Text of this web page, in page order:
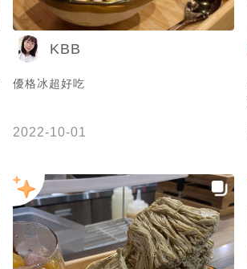
KBB
優格冰超好吃
2022-10-01